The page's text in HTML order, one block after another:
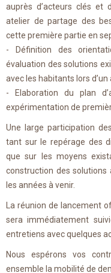
auprès d’acteurs clés et
atelier de partage des
cette première partie en
- Définition des
évaluation des solutions
avec les habitants lors
- Elaboration du plan
expérimentation de
Une large participation
tant sur le repérage des
que sur les moyens
construction des
les années à venir.
La réunion de lancement
sera immédiatement
entretiens avec quelques
Nous espérons vos
ensemble la mobilité de